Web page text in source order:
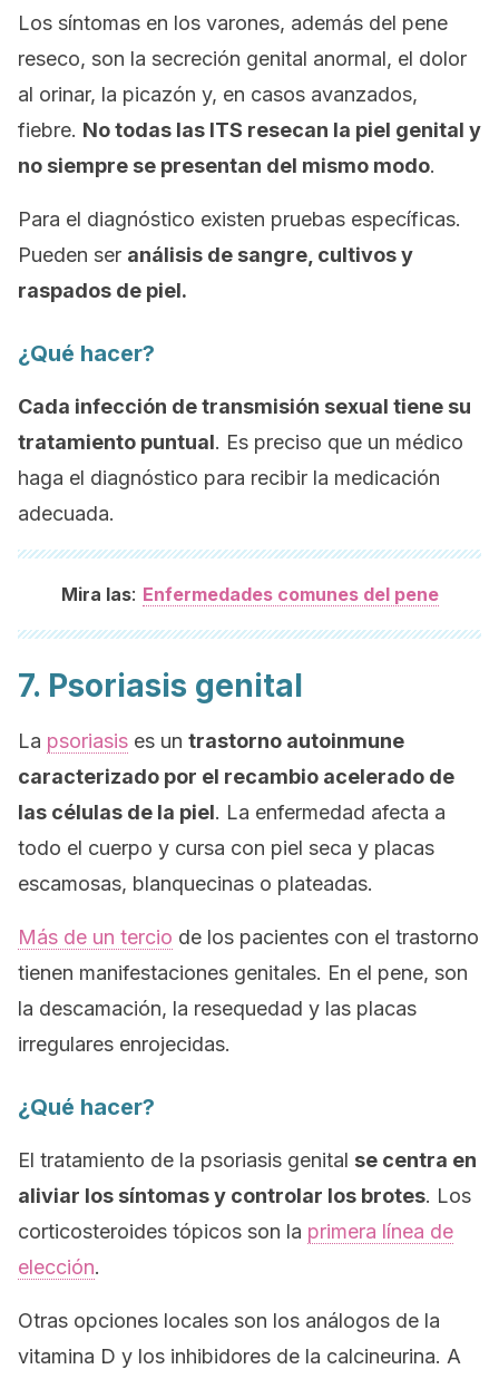
Los síntomas en los varones, además del pene
reseco, son la secreción genital anormal, el dolor
al orinar, la picazón y, en casos avanzados,
fiebre. No todas las ITS resecan la piel genital y
no siempre se presentan del mismo modo.
Para el diagnóstico existen pruebas específicas.
Pueden ser análisis de sangre, cultivos y
raspados de piel.
¿Qué hacer?
Cada infección de transmisión sexual tiene su
tratamiento puntual. Es preciso que un médico
haga el diagnóstico para recibir la medicación
adecuada.
Mira las: Enfermedades comunes del pene
7. Psoriasis genital
La psoriasis es un trastorno autoinmune
caracterizado por el recambio acelerado de
las células de la piel. La enfermedad afecta a
todo el cuerpo y cursa con piel seca y placas
escamosas, blanquecinas o plateadas.
Más de un tercio de los pacientes con el trastorno
tienen manifestaciones genitales. En el pene, son
la descamación, la resequedad y las placas
irregulares enrojecidas.
¿Qué hacer?
El tratamiento de la psoriasis genital se centra en
aliviar los síntomas y controlar los brotes. Los
corticosteroides tópicos son la primera línea de
elección.
Otras opciones locales son los análogos de la
vitamina D y los inhibidores de la calcineurina. A